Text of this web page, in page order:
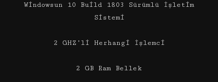
Windowsun 10 Build 1803 Sürümlü İşletim
Sistemi
2 GHZ’li Herhangi İşlemci
2 GB Ram Bellek